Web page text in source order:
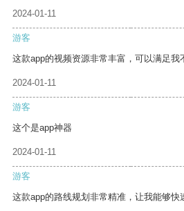
2024-01-11
游客
这款app的视频资源非常丰富，可以满足我
2024-01-11
游客
这个是app神器
2024-01-11
游客
这款app的路线规划非常精准，让我能够快